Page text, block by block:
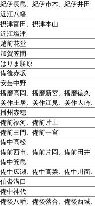
紀伊長島、紀伊市木、紀伊井田
近江八幡
摂津富田、摂津本山
近江塩津
越前花堂
加賀笠間
はりま勝原
備後赤坂
安芸中野
播磨高岡、播磨新宮、播磨徳久
美作土居、美作江見、美作大崎
播州赤穂
備前福河、備前片上
備前三門、備前一宮
備中高松
備前西市、備前片岡、備前田井
備中箕島
備中広瀬、備中高梁、備中川面
伯耆溝口
備中神代
備後八幡、備後落合、備後西城